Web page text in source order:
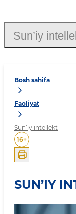
Bosh sahifa
Faoliyat
Sun’iy intellekt
16+
SUN’IY
Sun’iy